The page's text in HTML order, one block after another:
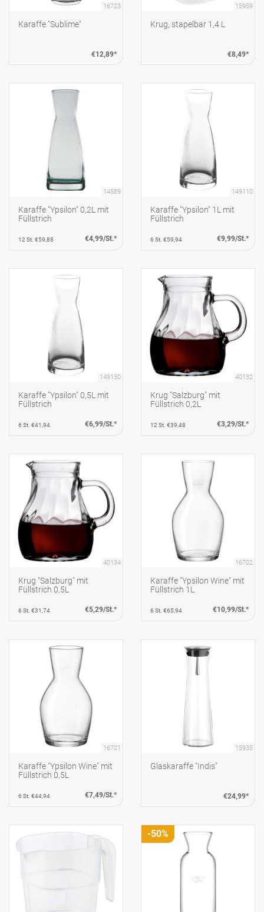
16723
Karaffe "Sublime"
€12,89*
15959
Krug, stapelbar 1,4 L
€8,49*
14589
Karaffe "Ypsilon" 0,2L mit
Füllstrich
12 St. €59,88 €4,99/St.*
149110
Karaffe "Ypsilon" 1L mit
Füllstrich
6 St. €59,94 €9,99/St.*
149150
Karaffe "Ypsilon" 0,5L mit
Füllstrich
6 St. €41,94 €6,99/St.*
40132
Krug "Salzburg" mit
Füllstrich 0,2L
12 St. €39,48 €3,29/St.*
40134
Krug "Salzburg" mit
Füllstrich 0,5L
6 St. €31,74 €5,29/St.*
16702
Karaffe "Ypsilon Wine" mit
Füllstrich 1L
6 St. €65,94 €10,99/St.*
16701
Karaffe "Ypsilon Wine" mit
Füllstrich 0,5L
6 St. €44,94 €7,49/St.*
15935
Glaskaraffe "Indis"
€24,99*
-50%